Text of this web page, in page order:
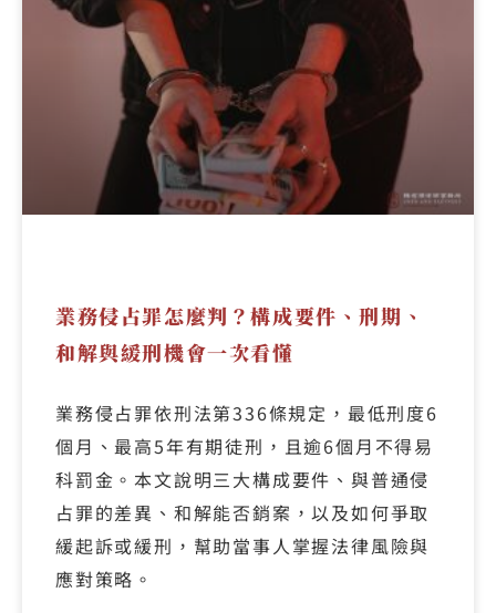
業務侵占罪怎麼判？構成要件、刑期、
和解與緩刑機會一次看懂
業務侵占罪依刑法第336條規定，最低刑度6
個月、最高5年有期徒刑，且逾6個月不得易
科罰金。本文說明三大構成要件、與普通侵
占罪的差異、和解能否銷案，以及如何爭取
緩起訴或緩刑，幫助當事人掌握法律風險與
應對策略。